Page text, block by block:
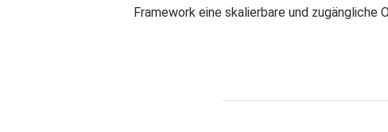
Framework eine skalierbare und